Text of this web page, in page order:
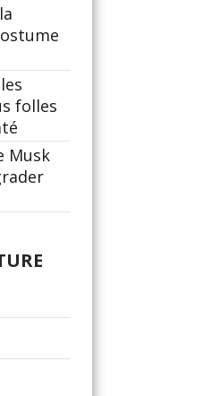
folles
Musk